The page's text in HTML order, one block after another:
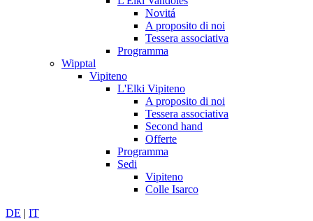
Novitá
A proposito di noi
Tessera associativa
Programma
Wipptal
Vipiteno
L'Elki Vipiteno
A proposito di noi
Tessera associativa
Second hand
Offerte
Programma
Sedi
Vipiteno
Colle Isarco
DE | IT